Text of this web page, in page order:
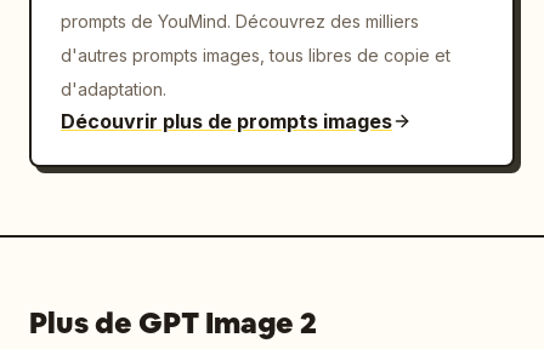
今はじめる資産形成
",
          "subheadline": "Application
les débutants",
          "badge": "1 000 yens en points
offerts pour toute nouvelle inscription !",
            "Ouvrez un compte gratuitement
d'abord >"
prompts de YouMind. Découvrez des milliers
d'autres prompts images, tous libres de copie et
d'adaptation.
Découvrir plus de prompts images
Plus de GPT Image 2